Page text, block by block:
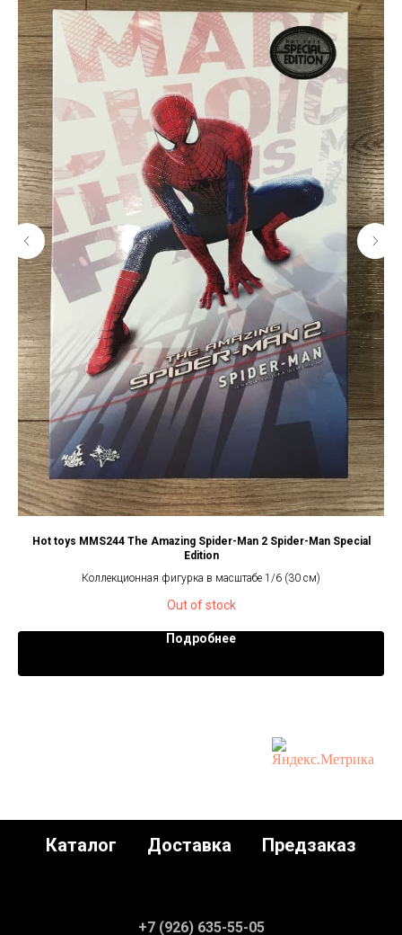
Hot toys MMS244 The Amazing Spider-Man 2 Spider-Man Special
Edition
Коллекционная фигурка в масштабе 1/6 (30 см)
Out of stock
Подробнее
Каталог Доставка Предзаказ
+7 (926) 635-55-05